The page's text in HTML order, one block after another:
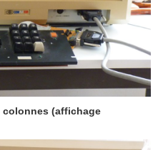
colonnes (affichage